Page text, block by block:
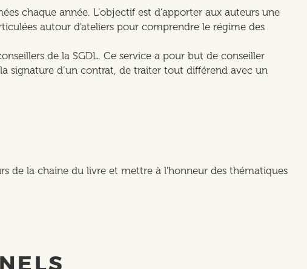
chaque année. L’objectif est d’apporter aux auteurs une
autour d'ateliers pour comprendre le régime des
de la SGDL. Ce service a pour but de conseiller
signature d’un contrat, de traiter tout différend avec un
de la chaine du livre et mettre à l'honneur des thématiques